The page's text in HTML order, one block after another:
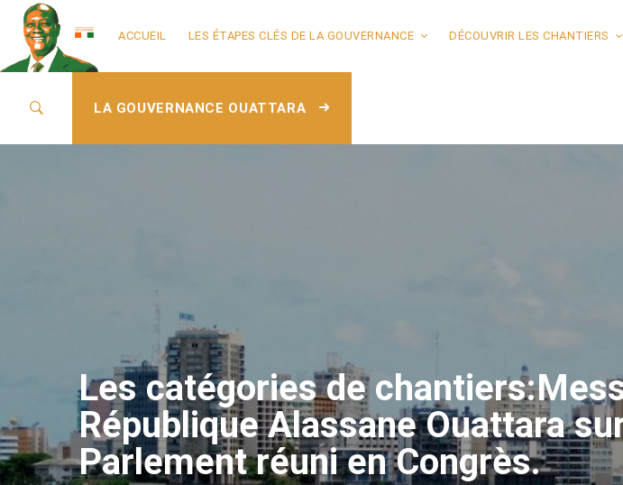
ACCUEIL LES ÉTAPES CLÉS DE LA GOUVERNANCE DÉCOUVRIR LES CHANTIERS
LA GOUVERNANCE OUATTARA
Les catégories de
République Alassane Ouattara
Parlement réuni en Congrès.